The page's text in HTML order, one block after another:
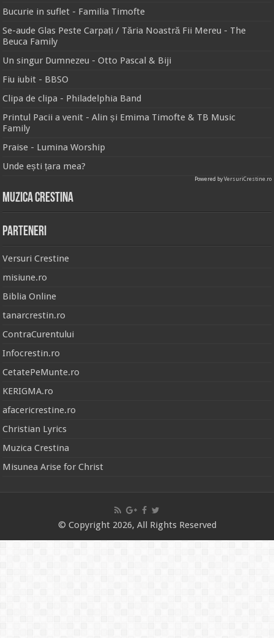
Bucurie in suflet - Familia Timofte
Se-aude Glas Peste Carpați / Tăria Noastră Fii Mereu - The
Beuca Family
Un singur Dumnezeu - Otto Pascal & Biji
Fiu iubit - BBSO
Clipa de clipa - Philadelphia Band
Printul Pacii a venit - Alin și Emima Timofte & TB Music
Family
Praise - Lumina Worship
Unde ești țara mea?
Powered byVersuriCrestine.ro
Muzica Crestina
Parteneri
Versuri Crestine
misiune.ro
Biblia Online
tanarcrestin.ro
ContraCurentului
Infocrestin.ro
CetatePeMunte.ro
KERIGMA.ro
afacericrestine.ro
Christian Lyrics
Muzica Crestina
Misunea Arise for Christ
© Copyright 2026, All Rights Reserved